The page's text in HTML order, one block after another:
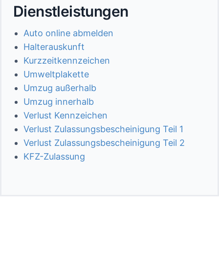
Dienstleistungen
Auto online abmelden
Halterauskunft
Kurzzeitkennzeichen
Umweltplakette
Umzug außerhalb
Umzug innerhalb
Verlust Kennzeichen
Verlust Zulassungsbescheinigung Teil 1
Verlust Zulassungsbescheinigung Teil 2
KFZ-Zulassung